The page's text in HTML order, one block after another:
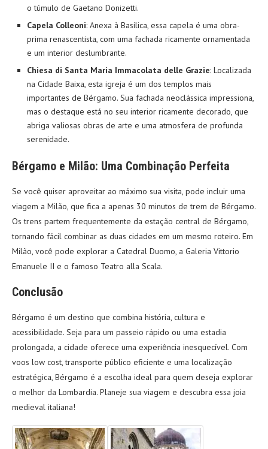
o túmulo de Gaetano Donizetti.
Capela Colleoni: Anexa à Basílica, essa capela é uma obra-
prima renascentista, com uma fachada ricamente ornamentada
e um interior deslumbrante.
Chiesa di Santa Maria Immacolata delle Grazie: Localizada
na Cidade Baixa, esta igreja é um dos templos mais
importantes de Bérgamo. Sua fachada neoclássica impressiona,
mas o destaque está no seu interior ricamente decorado, que
abriga valiosas obras de arte e uma atmosfera de profunda
serenidade.
Bérgamo e Milão: Uma Combinação Perfeita
Se você quiser aproveitar ao máximo sua visita, pode incluir uma
viagem a Milão, que fica a apenas 30 minutos de trem de Bérgamo.
Os trens partem frequentemente da estação central de Bérgamo,
tornando fácil combinar as duas cidades em um mesmo roteiro. Em
Milão, você pode explorar a Catedral Duomo, a Galeria Vittorio
Emanuele II e o famoso Teatro alla Scala.
Conclusão
Bérgamo é um destino que combina história, cultura e
acessibilidade. Seja para um passeio rápido ou uma estadia
prolongada, a cidade oferece uma experiência inesquecível. Com
voos low cost, transporte público eficiente e uma localização
estratégica, Bérgamo é a escolha ideal para quem deseja explorar
o melhor da Lombardia. Planeje sua viagem e descubra essa joia
medieval italiana!